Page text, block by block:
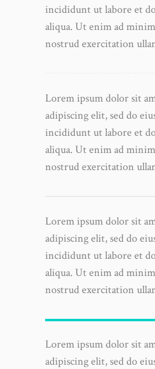
incididunt ut labore et
aliqua. Ut enim ad
nostrud exercitation
Lorem ipsum dolor sit
adipiscing elit, sed do
incididunt ut labore et
aliqua. Ut enim ad
nostrud exercitation
Lorem ipsum dolor sit
adipiscing elit, sed do
incididunt ut labore et
aliqua. Ut enim ad
nostrud exercitation
Lorem ipsum dolor sit
adipiscing elit, sed do